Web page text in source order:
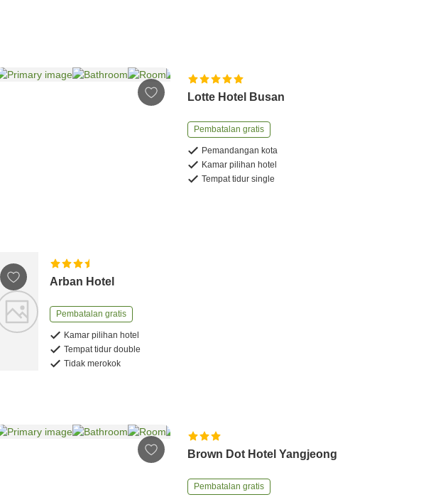
Lotte Hotel Busan
Pembatalan gratis
Pemandangan kota
Kamar pilihan hotel
Tempat tidur single
Arban Hotel
Pembatalan gratis
Kamar pilihan hotel
Tempat tidur double
Tidak merokok
Brown Dot Hotel Yangjeong
Pembatalan gratis